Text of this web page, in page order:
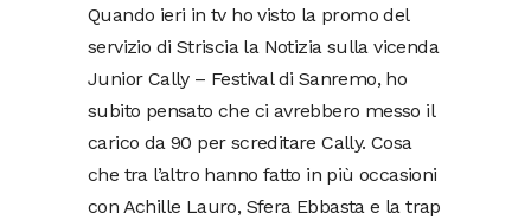
Quando ieri in tv ho visto la promo del
servizio di Striscia la Notizia sulla vicenda
Junior Cally – Festival di Sanremo, ho
subito pensato che ci avrebbero messo il
carico da 90 per screditare Cally. Cosa
che tra l’altro hanno fatto in più occasioni
con Achille Lauro, Sfera Ebbasta e la trap